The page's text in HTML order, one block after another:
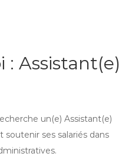
: Assistant(e)
un(e) Assistant(e)
ses salariés dans